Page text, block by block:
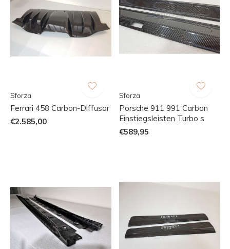
Sforza
Ferrari 458 Carbon-Diffusor
€2.585,00
Sforza
Porsche 911 991 Carbon
Einstiegsleisten Turbo s
€589,95